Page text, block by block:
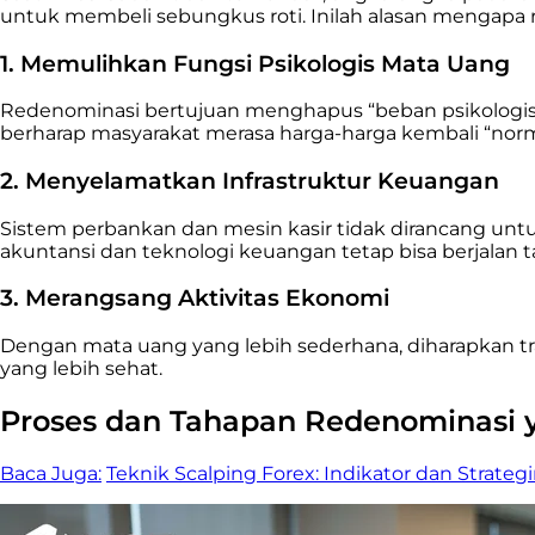
untuk membeli sebungkus roti. Inilah alasan mengapa
1. Memulihkan Fungsi Psikologis Mata Uang
Redenominasi bertujuan menghapus “beban
berharap masyarakat merasa harga-harga kembali
2. Menyelamatkan Infrastruktur Keuangan
Sistem perbankan dan mesin kasir tidak dirancang
akuntansi dan teknologi keuangan tetap bisa berjalan
3. Merangsang Aktivitas Ekonomi
Dengan mata uang yang lebih sederhana, diharapkan
yang lebih sehat.
Proses dan Tahapan
Baca Juga: Teknik Scalping Forex: Indikator dan